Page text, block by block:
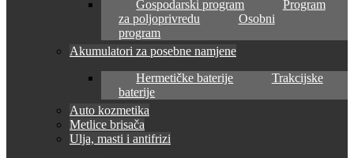
Gospodarski program
Program
za poljoprivredu
Osobni
program
Akumulatori za posebne namjene
Hermetičke baterije
Trakcijske
baterije
Auto kozmetika
Metlice brisača
Ulja, masti i antifrizi